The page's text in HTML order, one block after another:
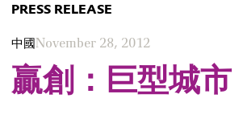
PRESS RELEASE
中國November 28, 2012
贏創：巨型城市